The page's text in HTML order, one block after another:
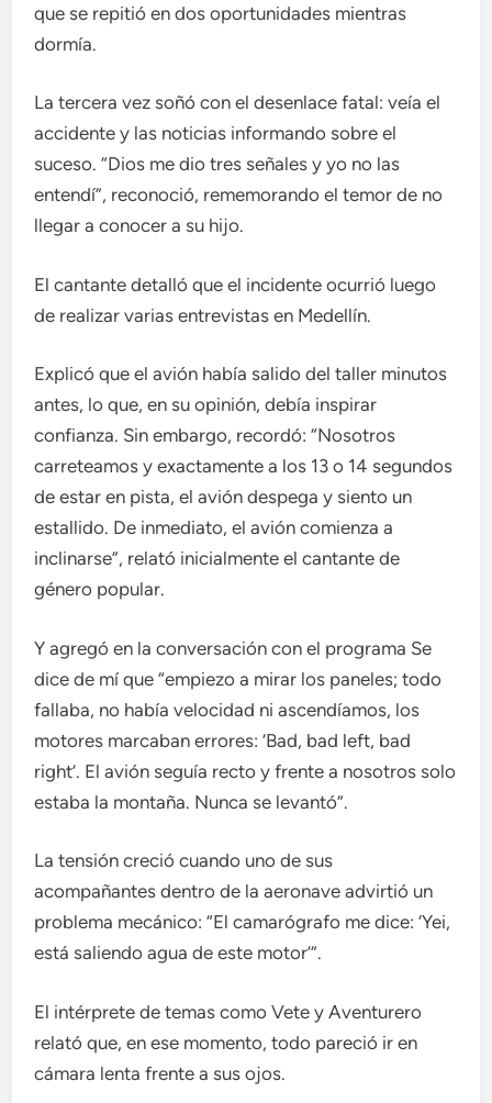
que se repitió en dos oportunidades mientras
dormía.
La tercera vez soñó con el desenlace fatal: veía el
accidente y las noticias informando sobre el
suceso. “Dios me dio tres señales y yo no las
entendí”, reconoció, rememorando el temor de no
llegar a conocer a su hijo.
El cantante detalló que el incidente ocurrió luego
de realizar varias entrevistas en Medellín.
Explicó que el avión había salido del taller minutos
antes, lo que, en su opinión, debía inspirar
confianza. Sin embargo, recordó: “Nosotros
carreteamos y exactamente a los 13 o 14 segundos
de estar en pista, el avión despega y siento un
estallido. De inmediato, el avión comienza a
inclinarse”, relató inicialmente el cantante de
género popular.
Y agregó en la conversación con el programa Se
dice de mí que “empiezo a mirar los paneles; todo
fallaba, no había velocidad ni ascendíamos, los
motores marcaban errores: ‘Bad, bad left, bad
right’. El avión seguía recto y frente a nosotros solo
estaba la montaña. Nunca se levantó”.
La tensión creció cuando uno de sus
acompañantes dentro de la aeronave advirtió un
problema mecánico: “El camarógrafo me dice: ‘Yei,
está saliendo agua de este motor’”.
El intérprete de temas como Vete y Aventurero
relató que, en ese momento, todo pareció ir en
cámara lenta frente a sus ojos.